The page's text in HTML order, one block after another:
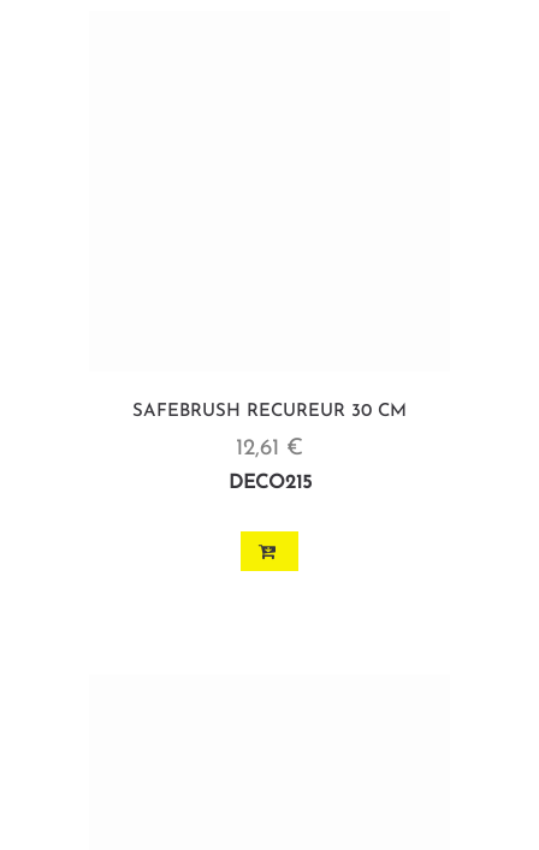
SAFEBRUSH RECUREUR 30 CM
12,61 €
DECO215